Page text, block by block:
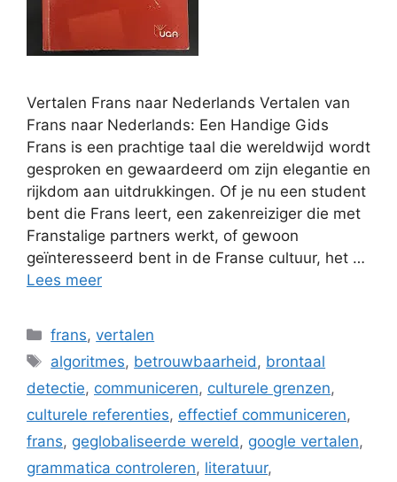
Vertalen Frans naar Nederlands Vertalen van
Frans naar Nederlands: Een Handige Gids
Frans is een prachtige taal die wereldwijd wordt
gesproken en gewaardeerd om zijn elegantie en
rijkdom aan uitdrukkingen. Of je nu een student
bent die Frans leert, een zakenreiziger die met
Franstalige partners werkt, of gewoon
geïnteresseerd bent in de Franse cultuur, het …
Lees meer
Categorieën
frans,vertalen
Tags
algoritmes, betrouwbaarheid, brontaal
detectie, communiceren, culturele grenzen,
culturele referenties, effectief communiceren,
frans, geglobaliseerde wereld, google vertalen,
grammatica controleren, literatuur,